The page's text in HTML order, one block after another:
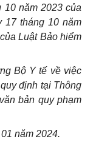
năm 2023 của
17 tháng 10 năm
Luật Bảo hiểm
Bộ Y tế về việc
định tại Thông
bản quy phạm
năm 2024.